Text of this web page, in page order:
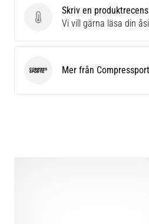
Skriv en produktrecension
Skriv en
Vi vill gärna läsa din
CompressportMer från Compressport